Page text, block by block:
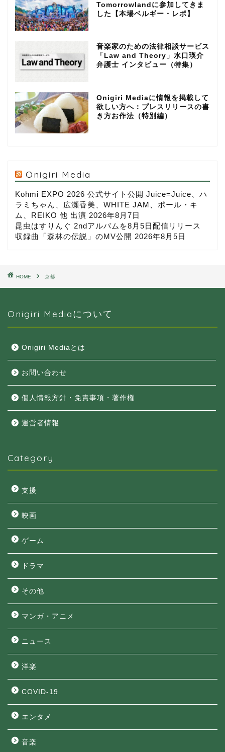
Tomorrowlandに参加してきま
した【本場ベルギー・レポ】
音楽家のための法律相談サービス
「Law and Theory」水口瑛介
弁護士 インタビュー（特集）
Onigiri Mediaに情報を掲載して
欲しい方へ：プレスリリースの書
き方お作法（特別編）
Onigiri Media
Kohmi EXPO 2026 公式サイト公開 Juice=Juice、ハ
ラミちゃん、広瀬香美、WHITE JAM、ポール・キ
ム、REIKO 他 出演 2026年8月7日
昆虫はすりんぐ 2ndアルバムを8月5日配信リリース
収録曲「森林の伝説」のMV公開 2026年8月5日
HOME 京都
Onigiri Mediaについて
Onigiri Mediaとは
お問い合わせ
個人情報方針・免責事項・著作権
運営者情報
Category
支援
映画
ゲーム
ドラマ
その他
マンガ・アニメ
ニュース
洋楽
COVID-19
エンタメ
音楽